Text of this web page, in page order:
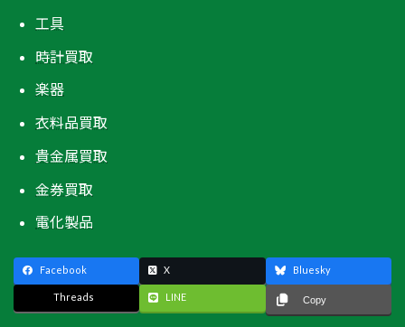
工具
時計買取
楽器
衣料品買取
貴金属買取
金券買取
電化製品
Facebook X Bluesky
Threads LINE Copy